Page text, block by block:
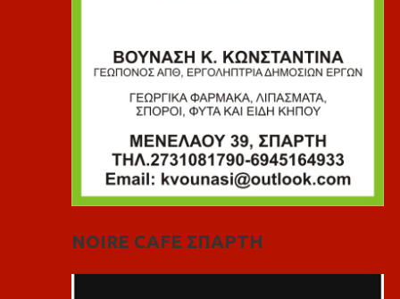
NOIRE CAFE ΣΠΑΡΤΗ